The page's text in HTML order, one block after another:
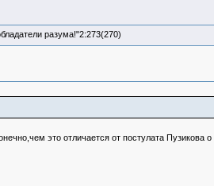
разума!"2:273(270)
это отличается от постулата Пузикова о